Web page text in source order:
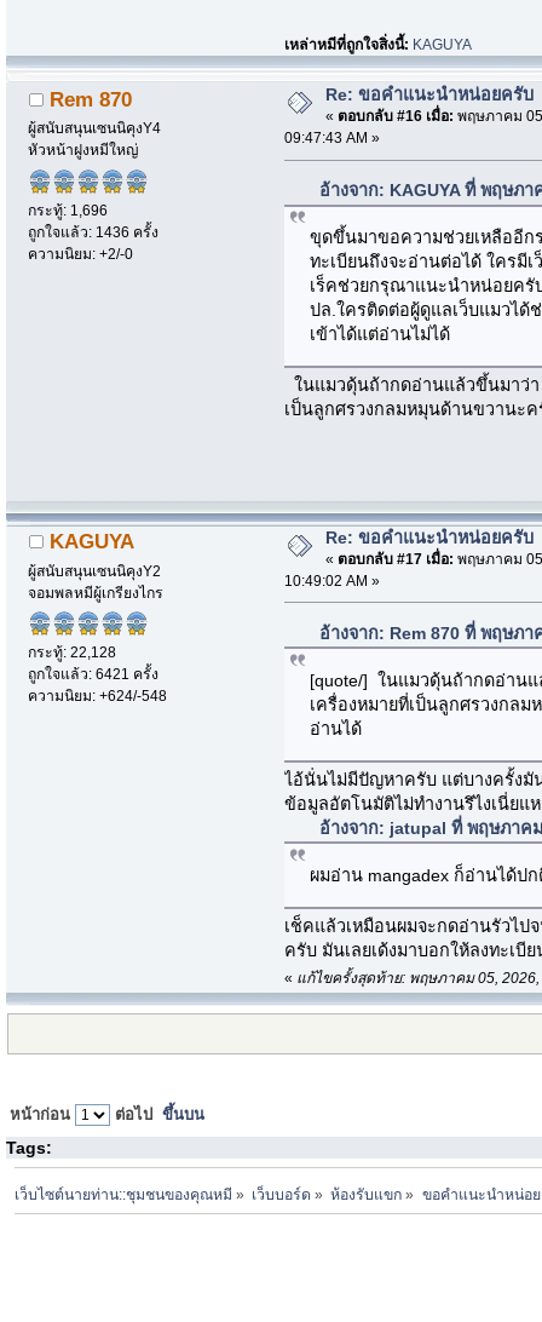
เหล่าหมีที่ถูกใจสิ่งนี้: KAGUYA
Rem 870
ผู้สนับสนุนเซนนิคุงY4
หัวหน้าฝูงหมีใหญ่
กระทู้: 1,696
ถูกใจแล้ว: 1436 ครั้ง
ความนิยม: +2/-0
Re: ขอคำแนะนำหน่อยครับ
« ตอบกลับ #16 เมื่อ: พฤษภาคม
09:47:43 AM »
อ้างจาก: KAGUYA ที่ พฤษภ
ขุดขึ้นมาขอความช่วยเหลืออีกร
ทะเบียนถึงจะอ่านต่อได้ ใครมี
เร็คช่วยกรุณาแนะนำหน่อยครั
ปล.ใครติดต่อผู้ดูแลเว็บแมวได้
เข้าได้แต่อ่านไม่ได้
ในแมวดุ้นถ้ากดอ่านแล้วขึ้นมาว่า
เป็นลูกศรวงกลมหมุนด้านขวานะค
KAGUYA
ผู้สนับสนุนเซนนิคุงY2
จอมพลหมีผู้เกรียงไกร
กระทู้: 22,128
ถูกใจแล้ว: 6421 ครั้ง
ความนิยม: +624/-548
Re: ขอคำแนะนำหน่อยครับ
« ตอบกลับ #17 เมื่อ: พฤษภาคม
10:49:02 AM »
อ้างจาก: Rem 870 ที่ พฤษภา
[quote/] ในแมวดุ้นถ้ากดอ่านแ
เครื่องหมายที่เป็นลูกศรวงกล
อ่านได้
ไอ้นั่นไม่มีปัญหาครับ แต่บางครั้งมั
ข้อมูลอัตโนมัติไม่ทำงานรึไงเนี่ยแ
อ้างจาก: jatupal ที่ พฤษภาค
ผมอ่าน mangadex ก็อ่านได้ป
เช็คแล้วเหมือนผมจะกดอ่านรัวไ
ครับ มันเลยเด้งมาบอกให้ลงทะเบี
« แก้ไขครั้งสุดท้าย: พฤษภาคม 05, 2026,
หน้าก่อน ต่อไป ขึ้นบน
Tags:
เว็บไซต์นายท่าน::ชุมชนของคุณหมี » เว็บบอร์ด » ห้องรับแขก » ขอคำแนะนำหน่อ